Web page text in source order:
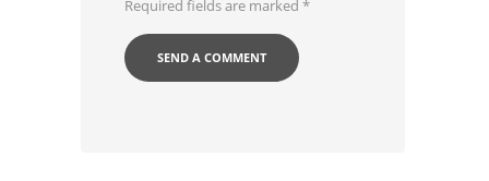
Required fields are marked *